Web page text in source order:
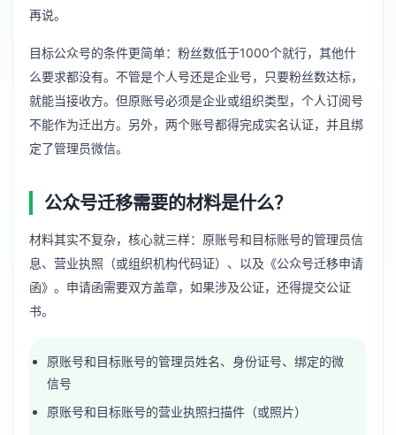
再说。
目标公众号的条件更简单：粉丝数低于1000个就行，其他什
么要求都没有。不管是个人号还是企业号，只要粉丝数达标，
就能当接收方。但原账号必须是企业或组织类型，个人订阅号
不能作为迁出方。另外，两个账号都得完成实名认证，并且绑
定了管理员微信。
公众号迁移需要的材料是什么？
材料其实不复杂，核心就三样：原账号和目标账号的管理员信
息、营业执照（或组织机构代码证）、以及《公众号迁移申请
函》。申请函需要双方盖章，如果涉及公证，还得提交公证
书。
原账号和目标账号的管理员姓名、身份证号、绑定的微
信号
原账号和目标账号的营业执照扫描件（或照片）